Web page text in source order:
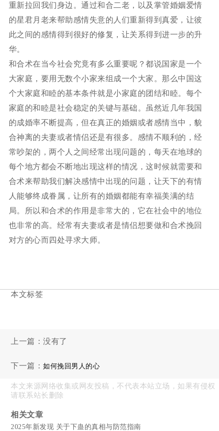
重新拉回我们身边。通过和合二老，以及掌管婚姻爱情
的星君月老来帮助感情失意的人们重新得到真爱，让彼
此之间的感情得到很好的修复，让关系得到进一步的升
华。
和合术在当今社会究竟有多么重要呢？都说国家是一个
大家庭，要用无数个小家来组成一个大家。那么中国这
个大家庭和睦的基本条件就是小家庭的团结和睦。每个
家庭的和睦是社会稳定的关键与基础。虽然近几年我国
的成婚率不断提高，但在真正的婚姻或者感情当中，貌
合神离的夫妻或者情侣还是有很多。感情不顺利的，经
常吵架的，两个人之间经常出现问题的，每天在地球的
每个地方都会不断地出现这样的情况，这时候就需要和
合术来帮助我们解决感情中出现的问题，让天下的有情
人能够终成眷属，让所有的婚姻都能有幸福美满的结
局。所以和合术的作用是非常大的，它在社会中的地位
也非常的高。经常有夫妻或者是情侣想要做和合术挽回
对方的心而四处寻求大师。
本文标签
上一篇：没有了
下一篇：如何挽回男人的心
本文来源网络收集或网友投稿，不代表本站立场，如果有侵权
请联系站长删除
相关文章
2025年新发现 关于下蛊的真相与防范指南